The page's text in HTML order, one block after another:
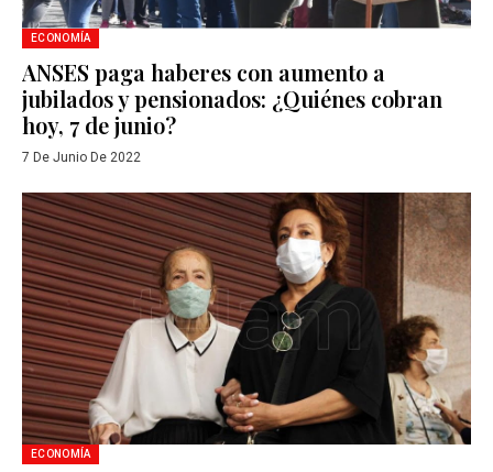
ECONOMÍA
ANSES paga haberes con aumento a
jubilados y pensionados: ¿Quiénes cobran
hoy, 7 de junio?
7 De Junio De 2022
ECONOMÍA